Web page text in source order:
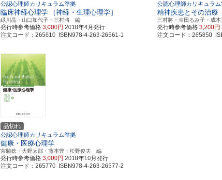
公認心理師カリキュラム準拠
臨床神経心理学 ［神経・生理心理学］
緑川晶・山口加代子・三村將 編
発行時参考価格3,000円 2018年4月発行
注文コード：265610 ISBN978-4-263-26561-1
公認心理師カリキュラ
精神疾患とその治療
三村將・幸田るみ子・成
発行時参考価格3,200円
注文コード：265850
品切れ
公認心理師カリキュラム準拠
健康・医療心理学
宮脇稔・大野太郎・藤本豊・松野俊夫 編
発行時参考価格3,000円 2018年10月発行
注文コード：265770 ISBN978-4-263-26577-2